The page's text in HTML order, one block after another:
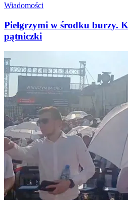
Wiadomości
Pielgrzymi w środku burzy.
pątniczki